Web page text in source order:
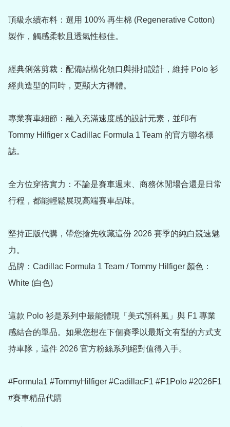
頂級永續布料：選用 100% 再生棉 (Regenerative Cotton)
製作，觸感柔軟且透氣性極佳。
經典俐落剪裁：配備結構化領口與排扣設計，維持 Polo 衫
經典造型的同時，更顯大方得體。
專業賽車細節：融入充滿速度感的設計元素，並印有
Tommy Hilfiger x Cadillac Formula 1 Team 的官方聯名標
誌。
全方位穿搭實力：不論是賽車週末、商務休閒場合還是日常
行程，都能輕鬆展現高端賽車品味。
堅持正版代購，帶您搶先收藏這份 2026 賽季的純白競速魅
力。
品牌：Cadillac Formula 1 Team / Tommy Hilfiger 顏色：
White (白色)
這款 Polo 衫是系列中最能體現「美式預科風」與 F1 專業
感結合的單品。如果您想在下個賽季以最斯文有型的方式支
持車隊，這件 2026 官方粉絲系列絕對值得入手。
#Formula1 #TommyHilfiger #CadillacF1 #F1Polo #2026F1
#賽車精品代購